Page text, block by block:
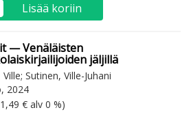
Lisää koriin
— Venäläisten
jäljillä
Sutinen, Ville-Juhani
2024
hinta hinta
€ alv 0 %)